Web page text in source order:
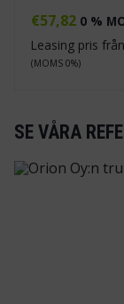
€57,82 0 %
Leasing pris från
(MOMS 0%)
SE VÅRA